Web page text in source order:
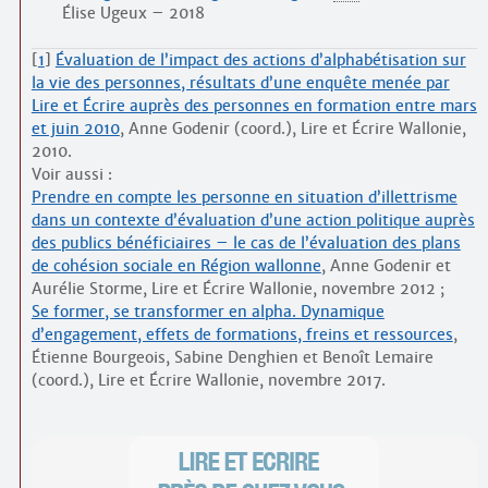
Élise Ugeux – 2018
[1] Évaluation de l’impact des actions d’alphabétisation sur
la vie des personnes, résultats d’une enquête menée par
Lire et Écrire auprès des personnes en formation entre mars
et juin 2010, Anne Godenir (coord.), Lire et Écrire Wallonie,
2010.
Voir aussi :
Prendre en compte les personne en situation d’illettrisme
dans un contexte d’évaluation d’une action politique auprès
des publics bénéficiaires – le cas de l’évaluation des plans
de cohésion sociale en Région wallonne, Anne Godenir et
Aurélie Storme, Lire et Écrire Wallonie, novembre 2012 ;
Se former, se transformer en alpha. Dynamique
d’engagement, effets de formations, freins et ressources,
Étienne Bourgeois, Sabine Denghien et Benoît Lemaire
(coord.), Lire et Écrire Wallonie, novembre 2017.